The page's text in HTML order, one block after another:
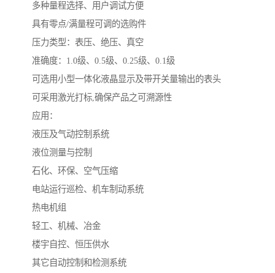
多种量程选择、用户调试方便
具有零点/满量程可调的选购件
压力类型：表压、绝压、真空
准确度：1.0级、0.5级、0.25级、0.1级
可选用小型一体化液晶显示及带开关量输出的表头
可采用激光打标,确保产品之可溯源性
应用：
液压及气动控制系统
液位测量与控制
石化、环保、空气压缩
电站运行巡检、机车制动系统
热电机组
轻工、机械、冶金
楼宇自控、恒压供水
其它自动控制和检测系统